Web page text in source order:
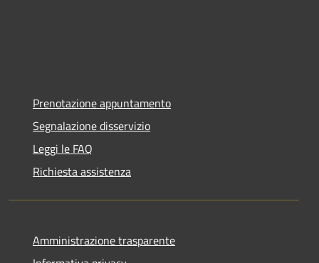
Prenotazione appuntamento
Segnalazione disservizio
Leggi le FAQ
Richiesta assistenza
Amministrazione trasparente